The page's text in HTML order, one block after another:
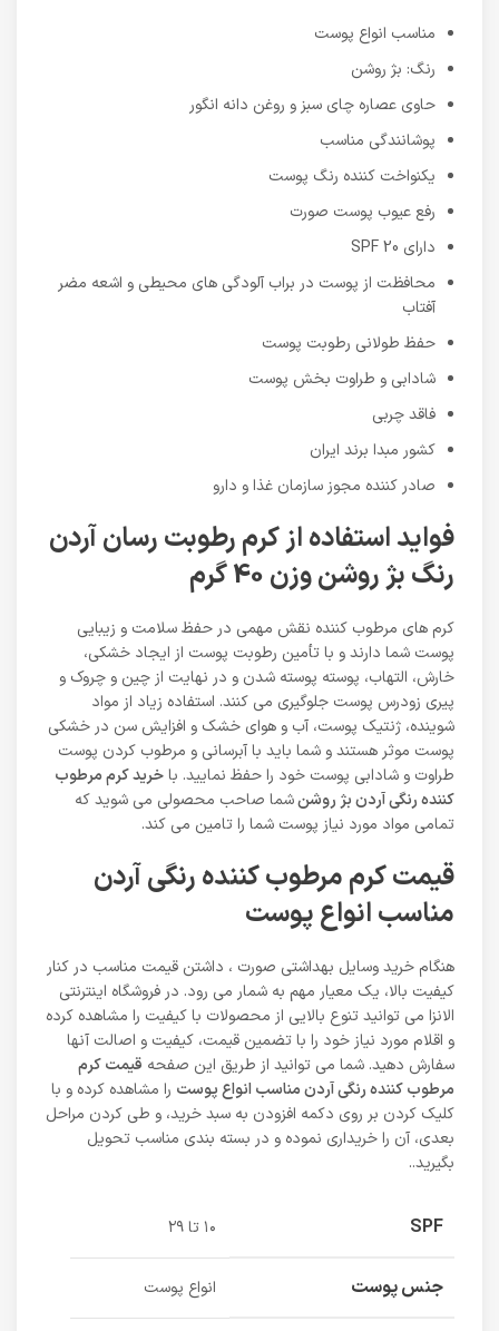
مناسب انواع پوست
رنگ: بژ روشن
حاوی عصاره چای سبز و روغن دانه انگور
پوشانندگی مناسب
یکنواخت کننده رنگ پوست
رفع عیوب پوست صورت
دارای SPF 20
محافظت از پوست در براب آلودگی های محیطی و اشعه مضر
آفتاب
حفظ طولانی رطوبت پوست
شادابی و طراوت بخش پوست
فاقد چربی
کشور مبدا برند ایران
صادر کننده مجوز سازمان غذا و دارو
فواید استفاده از کرم رطوبت رسان آردن
رنگ بژ روشن وزن 40 گرم
کرم های مرطوب کننده نقش مهمی در حفظ سلامت و زیبایی
پوست شما دارند و با تأمین رطوبت پوست از ایجاد خشکی،
خارش، التهاب، پوسته پوسته شدن و در نهایت از چین و چروک و
پیری زودرس پوست جلوگیری می کنند. استفاده زیاد از مواد
شوینده، ژنتیک پوست، آب و هوای خشک و افزایش سن در خشکی
پوست موثر هستند و شما باید با آبرسانی و مرطوب کردن پوست
طراوت و شادابی پوست خود را حفظ نمایید. باخرید کرم مرطوب
کننده رنگی آردن بژ روشنشما صاحب محصولی می شوید که
تمامی مواد مورد نیاز پوست شما را تامین می کند.
قیمت کرم مرطوب کننده رنگی آردن
مناسب انواع پوست
هنگام خرید وسایل بهداشتی صورت ، داشتن قیمت مناسب در کنار
کیفیت بالا، یک معیار مهم به شمار می رود. در فروشگاه اینترنتی
الانزا می توانید تنوع بالایی از محصولات با کیفیت را مشاهده کرده
و اقلام مورد نیاز خود را با تضمین قیمت، کیفیت و اصالت آنها
سفارش دهید. شما می توانید از طریق این صفحه قیمت کرم
مرطوب کننده رنگی آردن مناسب انواع پوست را مشاهده کرده و با
کلیک کردن بر روی دکمه افزودن به سبد خرید، و طی کردن مراحل
بعدی، آن را خریداری نموده و در بسته بندی مناسب تحویل
بگیرید..
SPF ۱۰ تا ۲۹
جنس پوست انواع پوست